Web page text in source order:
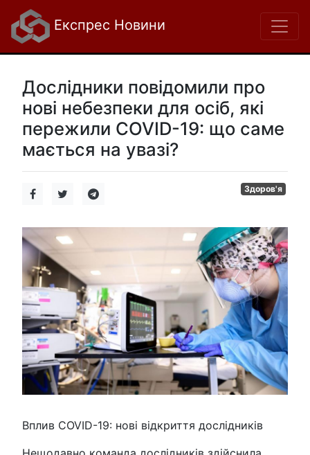
Експрес Новини
Дослідники повідомили про
нові небезпеки для осіб, які
пережили COVID-19: що саме
мається на увазі?
Здоров'я
Вплив COVID-19: нові відкриття дослідників